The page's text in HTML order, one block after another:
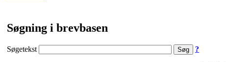
Søgning i brevbasen
Søgetekst ?